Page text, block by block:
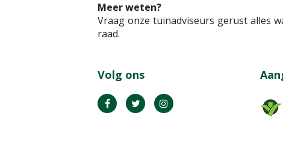
Meer weten?
Vraag onze tuinadviseurs gerust alles
raad.
Volg ons